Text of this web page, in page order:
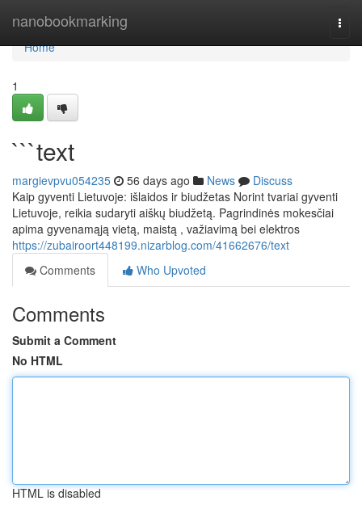
nanobookmarking
Home
Home
1
```text
margievpvu054235 56 days ago News
Discuss
Kaip gyventi Lietuvoje: išlaidos ir biudžetas Norint tvariai gyventi
Lietuvoje, reikia sudaryti aiškų biudžetą. Pagrindinės mokesčiai
apima gyvenamąją vietą, maistą , važiavimą bei elektros
https://zubairoort448199.nizarblog.com/41662676/text
Comments
Who Upvoted
Comments
Submit a Comment
No HTML
HTML is disabled